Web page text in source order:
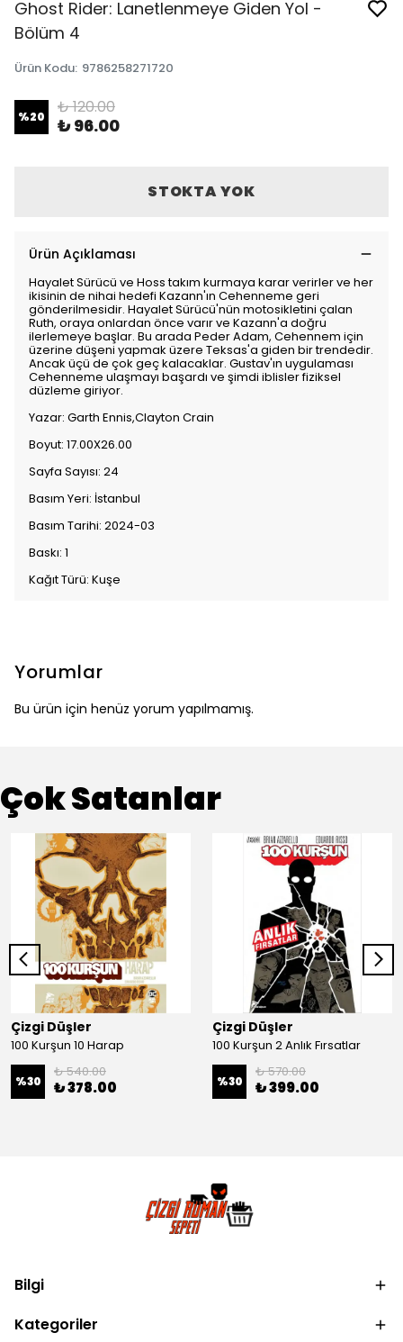
Ghost Rider: Lanetlenmeye Giden Yol -
Bölüm 4
Ürün Kodu: 9786258271720
%20 ₺ 120.00
₺ 96.00
STOKTA YOK
Ürün Açıklaması
Hayalet Sürücü ve Hoss takım kurmaya karar verirler ve her
ikisinin de nihai hedefi Kazann'ın Cehenneme geri
gönderilmesidir. Hayalet Sürücü'nün motosikletini çalan
Ruth, oraya onlardan önce varır ve Kazann'a doğru
ilerlemeye başlar. Bu arada Peder Adam, Cehennem için
üzerine düşeni yapmak üzere Teksas'a giden bir trendedir.
Ancak üçü de çok geç kalacaklar. Gustav'ın uygulaması
Cehenneme ulaşmayı başardı ve şimdi iblisler fiziksel
düzleme giriyor.
Yazar: Garth Ennis,Clayton Crain
Boyut: 17.00X26.00
Sayfa Sayısı: 24
Basım Yeri: İstanbul
Basım Tarihi: 2024-03
Baskı: 1
Kağıt Türü: Kuşe
Yorumlar
Bu ürün için henüz yorum yapılmamış.
Çok Satanlar
Çizgi Düşler
100 Kurşun 10 Harap
%30
₺ 540.00
₺ 378.00
Çizgi Düşler
100 Kurşun 2 Anlık Fırsatlar
%30
₺ 570.00
₺ 399.00
Bilgi
Kategoriler